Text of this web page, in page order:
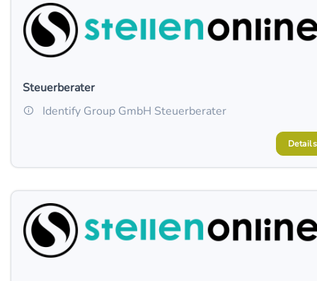
Steuerberater
Identify Group GmbH Steuerberater
Details